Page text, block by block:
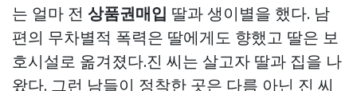
는 얼마 전 상품권매입 딸과 생이별을 했다. 남
편의 무차별적 폭력은 딸에게도 향했고 딸은 보
호시설로 옮겨졌다.진 씨는 살고자 딸과 집을 나
왔다. 그런 남들이 정착한 곳은 다름 아닌 진 씨